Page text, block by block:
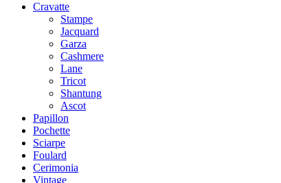
Cravatte
Stampe
Jacquard
Garza
Cashmere
Lane
Tricot
Shantung
Ascot
Papillon
Pochette
Sciarpe
Foulard
Cerimonia
Vintage